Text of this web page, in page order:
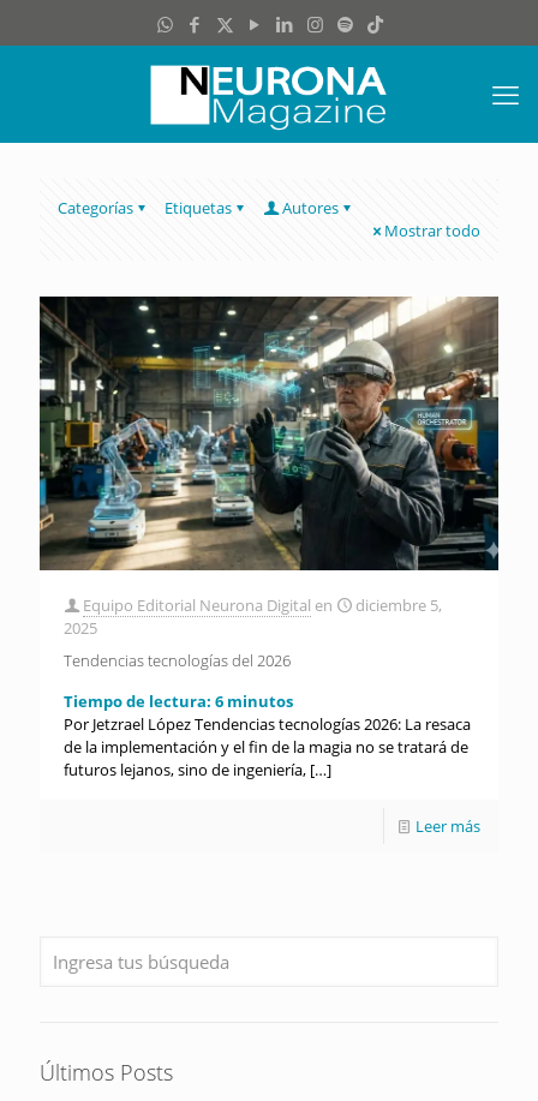
Categorías Etiquetas
Autores
Mostrar todo
Equipo Editorial Neurona Digital en
diciembre 5,
2025
Tendencias tecnologías del 2026
Tiempo de lectura: 6 minutos
Por Jetzrael López Tendencias tecnologías 2026: La resaca
de la implementación y el fin de la magia no se tratará de
futuros lejanos, sino de ingeniería, […]
Leer más
Últimos Posts